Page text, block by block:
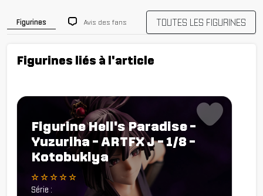
Figurines Avis des fans TOUTES LES FIGURINES
Figurines liés à l'article
Figurine Hell's Paradise -
Yuzuriha - ARTFX J - 1/8 -
Kotobukiya
☆ ☆ ☆ ☆ ☆
Série :